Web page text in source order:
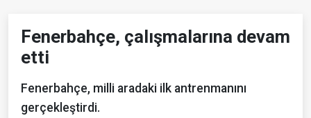
Fenerbahçe, çalışmalarına devam
etti
Fenerbahçe, milli aradaki ilk antrenmanını
gerçekleştirdi.